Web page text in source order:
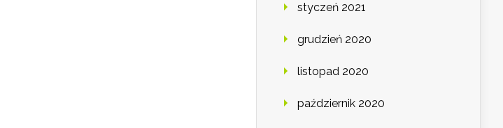
styczeń 2021
grudzień 2020
listopad 2020
październik 2020